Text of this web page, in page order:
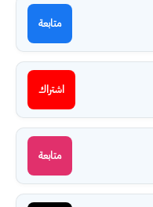
متابعة
اشتراك
متابعة